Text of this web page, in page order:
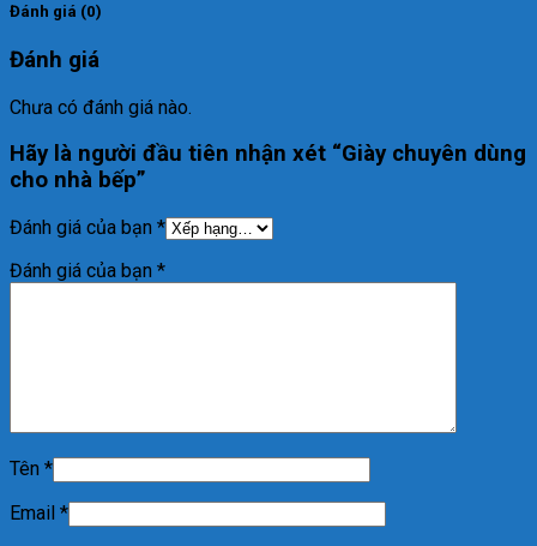
Đánh giá (0)
Đánh giá
Chưa có đánh giá nào.
Hãy là người đầu tiên nhận xét “Giày chuyên dùng
cho nhà bếp”
Đánh giá của bạn *
Đánh giá của bạn *
Tên *
Email *